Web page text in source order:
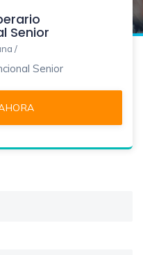
Senior
/
Senior